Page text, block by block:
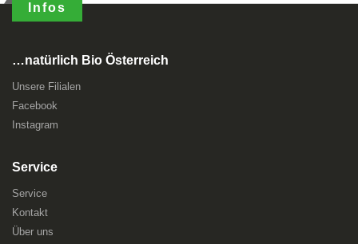
Infos
…natürlich Bio Österreich
Unsere Filialen
Facebook
Instagram
Service
Service
Kontakt
Über uns